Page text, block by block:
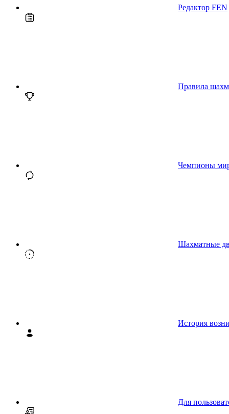
Редактор FEN
Правила
Чемпионы
Шахматные
История
Для